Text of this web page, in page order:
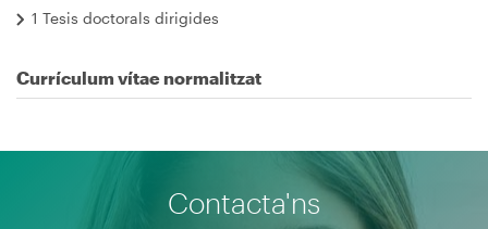
1 Tesis doctorals dirigides
Currículum vítae normalitzat
Contacta'ns